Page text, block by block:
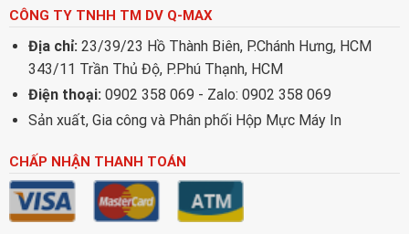
CÔNG TY TNHH TM DV Q-MAX
Địa chỉ: 23/39/23 Hồ Thành Biên, P.Chánh Hưng, HCM
343/11 Trần Thủ Độ, P.Phú Thạnh, HCM
Điện thoại: 0902 358 069 - Zalo: 0902 358 069
Sản xuất, Gia công và Phân phối Hộp Mực Máy In
CHẤP NHẬN THANH TOÁN